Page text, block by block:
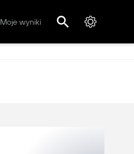
Moje wyniki